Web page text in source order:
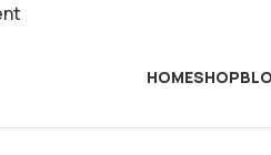
HOMESHOP